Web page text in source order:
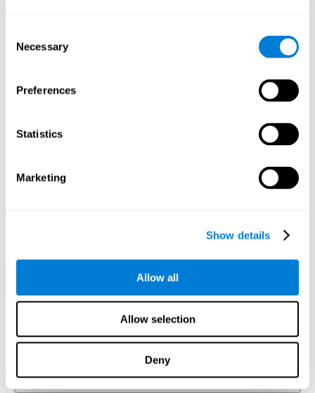
Selection
Necessary
Preferences
Statistics
Marketing
Show details
Allow all
Allow selection
Deny
إنّ الفصح البصري هو القدرة على البحث عن المعلومات
للفحص البصري متعلّق بالقلق، اجترار الأفكار والسهر.
سرعة المعالجة والأرق. . سرعة المعارجة هي الوقت اللازم
اللدونة المعرفية
اللدونة المعرفية والأرق. اللدونة المعرفية هي قدرة دماغنا على
تكيّف السلوك والتفكير وفق الحالات الجديدة، المتغيّرة وغير
قدرتنا على اللدونة المعرفية وإنشاء حلول للمشاكل.